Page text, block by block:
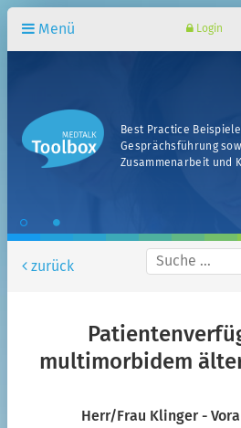
Login
Best Practice
Gesprächsführung
Zusammenarbeit und
Menü
Fachbereiche
zurück
multimorbidem
Herr/Frau Klinger -